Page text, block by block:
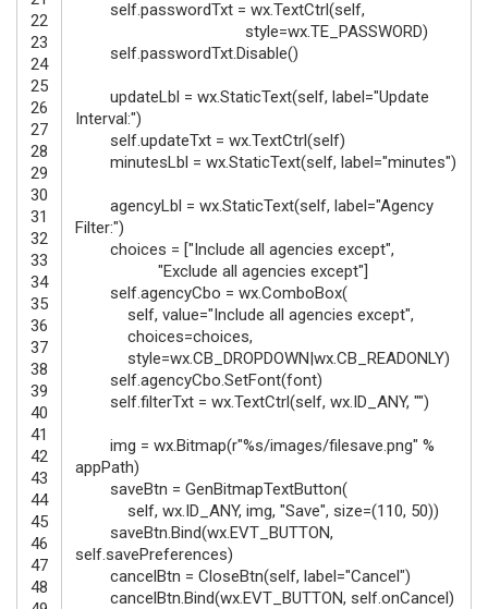
22
23
24
25
26
27
28
29
30
31
32
33
34
35
36
37
38
39
40
41
42
43
44
45
46
47
48
self.passwordTxt = wx.TextCtrl(self,
style=wx.TE_PASSWORD)
self.passwordTxt.Disable()
updateLbl = wx.StaticText(self, label="Update
Interval:")
self.updateTxt = wx.TextCtrl(self)
minutesLbl = wx.StaticText(self, label="minutes")
agencyLbl = wx.StaticText(self, label="Agency
Filter:")
choices = ["Include all agencies except",
"Exclude all agencies except"]
self.agencyCbo = wx.ComboBox(
self, value="Include all agencies except",
choices=choices,
style=wx.CB_DROPDOWN|wx.CB_READONLY)
self.agencyCbo.SetFont(font)
self.filterTxt = wx.TextCtrl(self, wx.ID_ANY, "")
img = wx.Bitmap(r"%s/images/filesave.png" %
appPath)
saveBtn = GenBitmapTextButton(
self, wx.ID_ANY, img, "Save", size=(110, 50))
saveBtn.Bind(wx.EVT_BUTTON,
self.savePreferences)
cancelBtn = CloseBtn(self, label="Cancel")
cancelBtn.Bind(wx.EVT_BUTTON, self.onCancel)